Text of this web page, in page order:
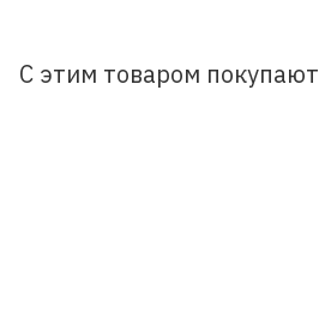
С этим товаром покупают